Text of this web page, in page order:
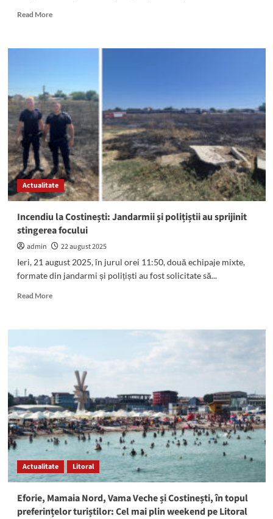
Read MoreRead
(VIDEO)
la
Mangalia
și
Costinești:
plouat
cu
sancțiuni
Actualitate
Incendiu la Costinești: Jandarmii și polițiștii au sprijinit
stingerea focului
admin
22 august 2025
Ieri, 21 august 2025, în jurul orei 11:50, două echipaje mixte,
formate din jandarmi și polițiști au fost solicitate să...
Read MoreRead
Incendiu
Jandarmii
polițiștii
au
sprijinit
stingerea
focului
Actualitate Litoral
Eforie, Mamaia Nord, Vama Veche și Costinești, în topul
preferințelor turiștilor: Cel mai plin weekend pe Litoral